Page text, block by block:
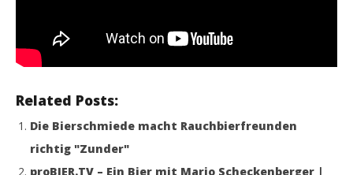
Related Posts:
Die Bierschmiede macht Rauchbierfreunden
richtig "Zunder"
proBIER.TV – Ein Bier mit Mario Scheckenberger |